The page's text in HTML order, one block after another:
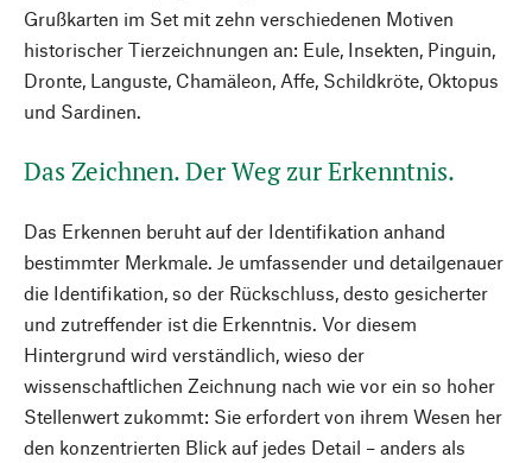
Grußkarten im Set mit zehn verschiedenen Motiven
historischer Tierzeichnungen an: Eule, Insekten, Pinguin,
Dronte, Languste, Chamäleon, Affe, Schildkröte, Oktopus
und Sardinen.
Das Zeichnen. Der Weg zur Erkenntnis.
Das Erkennen beruht auf der Identifikation anhand
bestimmter Merkmale. Je umfassender und detailgenauer
die Identifikation, so der Rückschluss, desto gesicherter
und zutreffender ist die Erkenntnis. Vor diesem
Hintergrund wird verständlich, wieso der
wissenschaftlichen Zeichnung nach wie vor ein so hoher
Stellenwert zukommt: Sie erfordert von ihrem Wesen her
den konzentrierten Blick auf jedes Detail – anders als